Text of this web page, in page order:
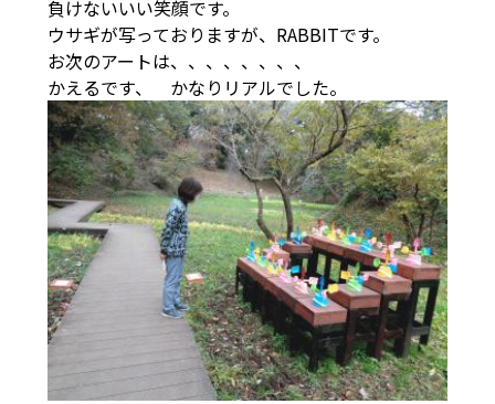
負けないいい笑顔です。
ウサギが写っておりますが、RABBITです。
お次のアートは、、、、、、、、
かえるです、 かなりリアルでした。